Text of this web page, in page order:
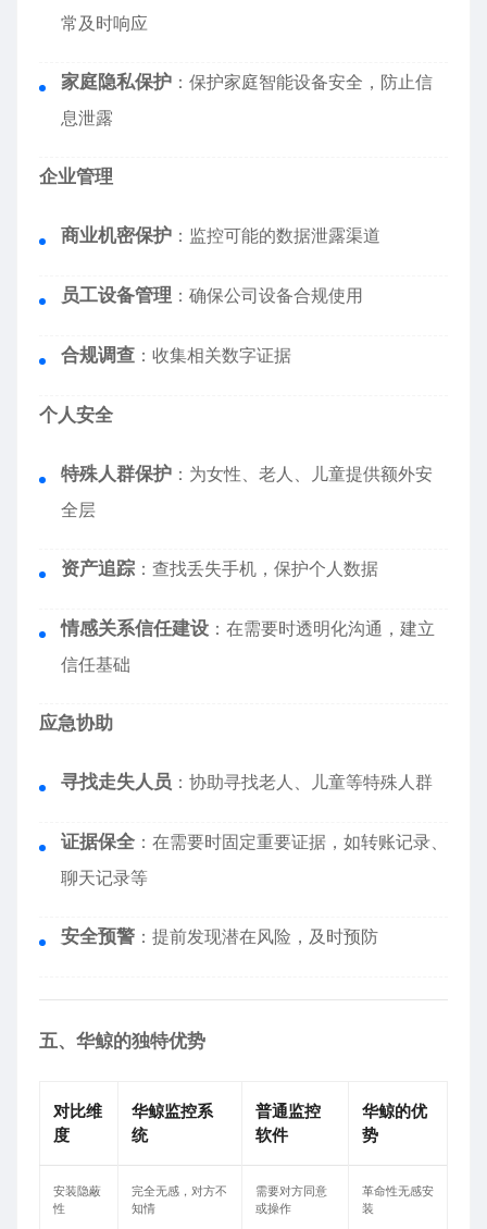
常及时响应
家庭隐私保护 ：保护家庭智能设备安全，防止信
息泄露
企业管理
商业机密保护 ：监控可能的数据泄露渠道
员工设备管理 ：确保公司设备合规使用
合规调查 ：收集相关数字证据
个人安全
特殊人群保护 ：为女性、老人、儿童提供额外安
全层
资产追踪 ：查找丢失手机，保护个人数据
情感关系信任建设 ：在需要时透明化沟通，建立
信任基础
应急协助
寻找走失人员 ：协助寻找老人、儿童等特殊人群
证据保全 ：在需要时固定重要证据，如转账记录、
聊天记录等
安全预警 ：提前发现潜在风险，及时预防
五、华鲸的独特优势
对比维
度
华鲸监控系
统
普通监控
软件
华鲸的优
势
安装隐蔽
性
完全无感，对方不
知情
需要对方同意
或操作
革命性无感安
装